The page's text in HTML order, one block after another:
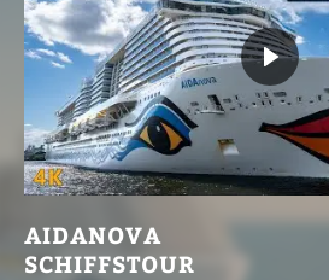
AIDANOVA
SCHIFFSTOUR